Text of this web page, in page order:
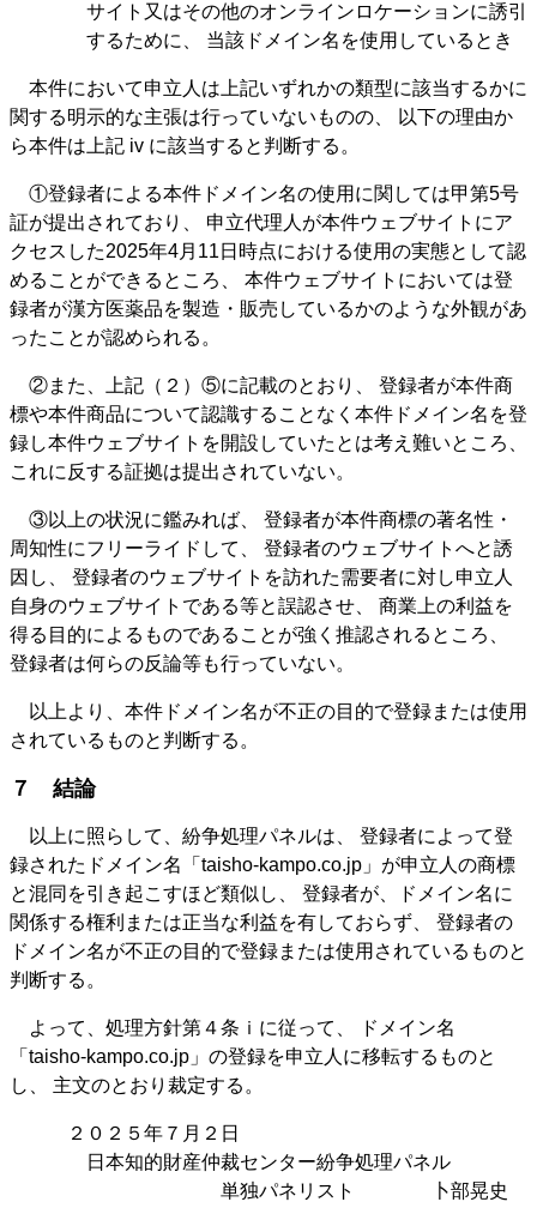
サイト又はその他のオンラインロケーションに誘引
するために、 当該ドメイン名を使用しているとき
本件において申立人は上記いずれかの類型に該当するかに
関する明示的な主張は行っていないものの、 以下の理由か
ら本件は上記 iv に該当すると判断する。
①登録者による本件ドメイン名の使用に関しては甲第5号
証が提出されており、 申立代理人が本件ウェブサイトにア
クセスした2025年4月11日時点における使用の実態として認
めることができるところ、 本件ウェブサイトにおいては登
録者が漢方医薬品を製造・販売しているかのような外観があ
ったことが認められる。
②また、上記（２）⑤に記載のとおり、 登録者が本件商
標や本件商品について認識することなく本件ドメイン名を登
録し本件ウェブサイトを開設していたとは考え難いところ、
これに反する証拠は提出されていない。
③以上の状況に鑑みれば、 登録者が本件商標の著名性・
周知性にフリーライドして、 登録者のウェブサイトへと誘
因し、 登録者のウェブサイトを訪れた需要者に対し申立人
自身のウェブサイトである等と誤認させ、 商業上の利益を
得る目的によるものであることが強く推認されるところ、
登録者は何らの反論等も行っていない。
以上より、本件ドメイン名が不正の目的で登録または使用
されているものと判断する。
７ 結論
以上に照らして、紛争処理パネルは、 登録者によって登
録されたドメイン名「taisho-kampo.co.jp」が申立人の商標
と混同を引き起こすほど類似し、 登録者が、ドメイン名に
関係する権利または正当な利益を有しておらず、 登録者の
ドメイン名が不正の目的で登録または使用されているものと
判断する。
よって、処理方針第４条ｉに従って、 ドメイン名
「taisho-kampo.co.jp」の登録を申立人に移転するものと
し、 主文のとおり裁定する。
２０２５年７月２日
日本知的財産仲裁センター紛争処理パネル
単独パネリスト 卜部晃史